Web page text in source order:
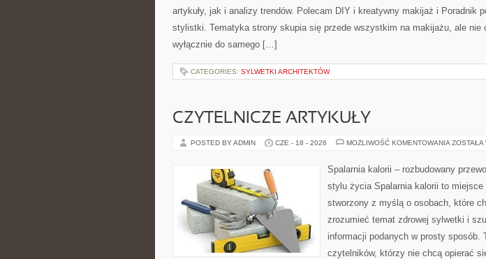
artykuły, jak i analizy trendów. Polecam DIY i kreatywny makijaż i Poradnik
stylistki. Tematyka strony skupia się przede wszystkim na makijażu, ale nie
wyłącznie do samego […]
CATEGORIES: SYLWETKI ARCHITEKTÓW
CZYTELNICZE ARTYKUŁY
POSTED BY ADMIN CZE - 18 - 2026 MOŻLIWOŚĆ KOMENTOWANIA ZOSTAŁA
Spalarnia kalorii – rozbudowany
stylu życia Spalarnia kalorii to miejsce
stworzony z myślą o osobach, które
zrozumieć temat zdrowej sylwetki i
informacji podanych w prosty sposób.
czytelników, którzy nie chcą opierać